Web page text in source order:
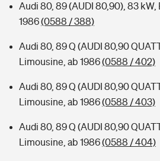
Audi 80, 89 (AUDI 80,90), 83
1986(0588 / 388)
Audi 80, 89 Q (AUDI 80,90
Limousine, ab 1986(0588 / 402)
Audi 80, 89 Q (AUDI 80,90
Limousine, ab 1986(0588 / 403)
Audi 80, 89 Q (AUDI 80,90
Limousine, ab 1986(0588 / 404)